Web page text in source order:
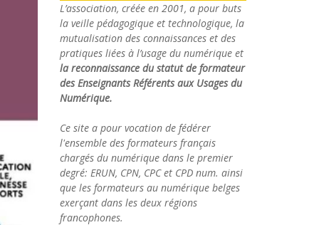
L’association, créée en 2001, a pour buts
la veille pédagogique et technologique, la
mutualisation des connaissances et des
pratiques liées à l’usage du numérique et
la reconnaissance du statut de formateur
des Enseignants Référents aux Usages du
Numérique.
Ce site a pour vocation de fédérer
l'ensemble des formateurs français
chargés du numérique dans le premier
degré: ERUN, CPN, CPC et CPD num. ainsi
que les formateurs au numérique belges
exerçant dans les deux régions
francophones.